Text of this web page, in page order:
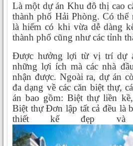
Là một dự án Khu đô thị cao
thành phố Hải Phòng. Có
là hiếm có khi vừa dễ dàng
thành phố cũng như các tỉnh
Được hưởng lợi từ vị trí dự
những lợi ích mà các nhà
nhận được. Ngoài ra, dự án
đa dạng về các căn biệt thự,
án bao gồm: Biệt thự liền
Biệt thự Đơn lập tất cả đều là
thiết kế đẹp và